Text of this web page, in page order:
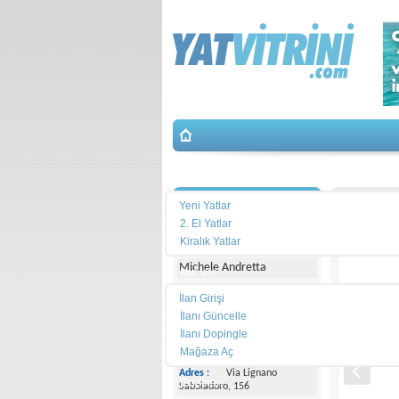
Yeni Yatlar
2. El Yatlar
Kiralık Yatlar
İlan Ver
İlan Girişi
İlanı Güncelle
İlanı Dopingle
Mağaza Aç
Ekipman
İletişim
Yacht Center Club
Michele Andretta
Telefon :
Cep
Telefonu :
+393474077005
Adres :
Via Lignano
Sabbiadoro, 156